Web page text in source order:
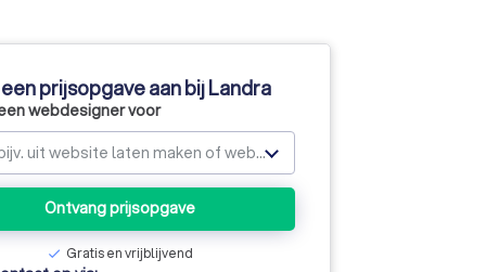
prijsopgave aan bij Landra
webdesigner voor
Kies bijv. uit website laten maken of website vernieuwen
Ontvang prijsopgave
check Gratis en vrijblijvend